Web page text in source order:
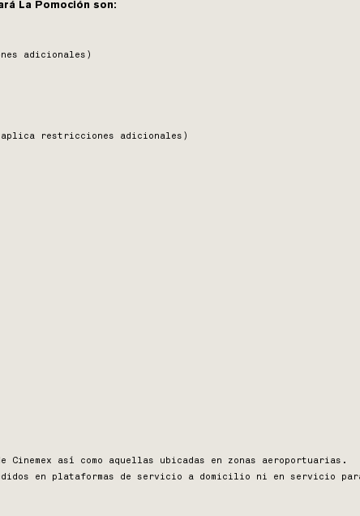
La Pomoción son:
adicionales)
(aplica restricciones adicionales)
Cinemex así como aquellas ubicadas en zonas aeroportuarias.
en plataformas de servicio a domicilio ni en servicio